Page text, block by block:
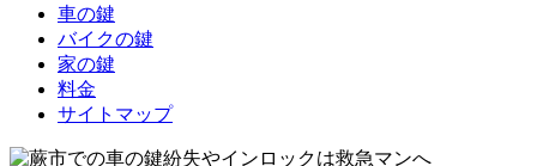
車の鍵
バイクの鍵
家の鍵
料金
サイトマップ